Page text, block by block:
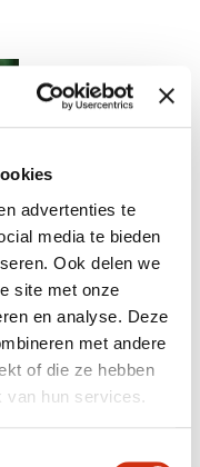
advertenties te
media te bieden
Ook delen we
site met onze
en analyse. Deze
met andere
of die ze hebben
van hun services.